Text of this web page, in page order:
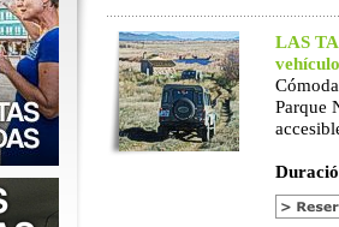
LAS
vehículo
Parque